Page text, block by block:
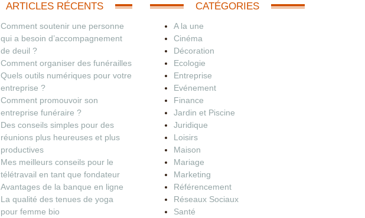
ARTICLES RÉCENTS
Comment soutenir une personne
qui a besoin d’accompagnement
de deuil ?
Comment organiser des funérailles
Quels outils numériques pour votre
entreprise ?
Comment promouvoir son
entreprise funéraire ?
Des conseils simples pour des
réunions plus heureuses et plus
productives
Mes meilleurs conseils pour le
télétravail en tant que fondateur
Avantages de la banque en ligne
La qualité des tenues de yoga
pour femme bio
CATÉGORIES
A la une
Cinéma
Décoration
Ecologie
Entreprise
Evénement
Finance
Jardin et Piscine
Juridique
Loisirs
Maison
Mariage
Marketing
Référencement
Réseaux Sociaux
Santé